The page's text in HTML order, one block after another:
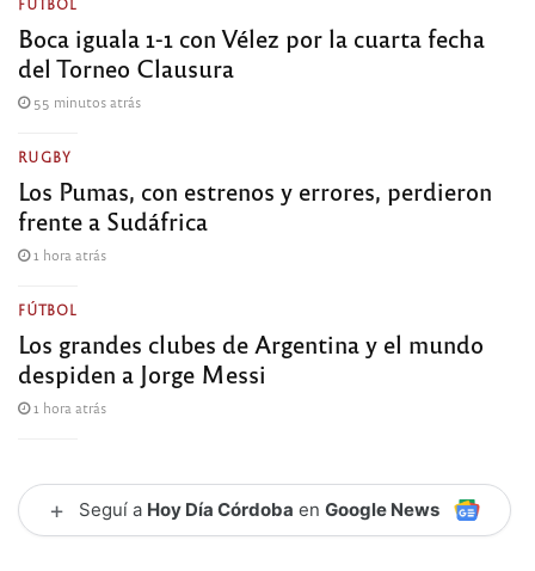
FÚTBOL
Boca iguala 1-1 con Vélez por la cuarta fecha
del Torneo Clausura
55 minutos atrás
RUGBY
Los Pumas, con estrenos y errores, perdieron
frente a Sudáfrica
1 hora atrás
FÚTBOL
Los grandes clubes de Argentina y el mundo
despiden a Jorge Messi
1 hora atrás
+ Seguí a Hoy Día Córdoba en Google News